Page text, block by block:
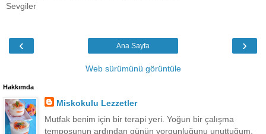
Sevgiler
‹ ›
Ana Sayfa
Web sürümünü görüntüle
Hakkımda
Miskokulu Lezzetler
Mutfak benim için bir terapi yeri. Yoğun bir çalışma
temposunun ardından günün yorgunluğunu unuttuğum,